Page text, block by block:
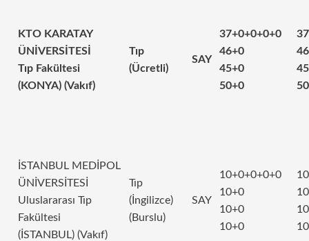
KTO KARATAY
ÜNİVERSİTESİ
Tıp Fakültesi
(KONYA) (Vakıf)
Tıp
(Ücretli)
SAY
37+0+0+0+0
46+0
45+0
50+0
37
46
45
50
İSTANBUL MEDİPOL
ÜNİVERSİTESİ
Uluslararası Tıp
Fakültesi
(İSTANBUL) (Vakıf)
Tıp
(İngilizce)
(Burslu)
SAY
10+0+0+0+0
10+0
10+0
10+0
10
10
10
10